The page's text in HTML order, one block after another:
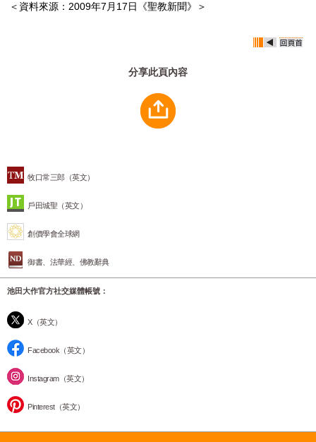
牧口常三郎（英文）
戶田城聖（英文）
創價學會全球網
御書、法華經、佛教辭典
池田大作官方社交媒體帳號：
X（英文）
Facebook（英文）
Instagram（英文）
Pinterest（英文）
＜資料來源：2009年7月17日《聖教新聞》＞
分享此頁內容